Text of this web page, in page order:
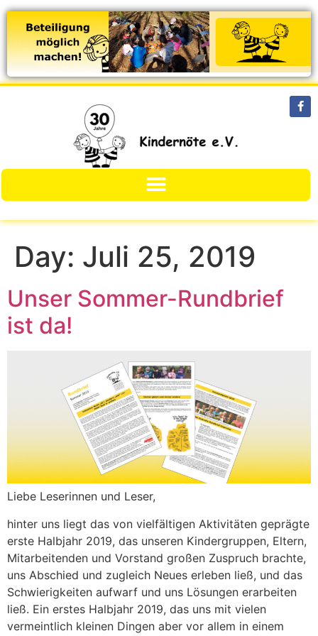
Day: Juli 25, 2019
Unser Sommer-Rundbrief
ist da!
Liebe Leserinnen und Leser,
hinter uns liegt das von vielfältigen Aktivitäten geprägte
erste Halbjahr 2019, das unseren Kindergruppen, Eltern,
Mitarbeitenden und Vorstand großen Zuspruch brachte,
uns Abschied und zugleich Neues erleben ließ, und das
Schwierigkeiten aufwarf und uns Lösungen erarbeiten
ließ. Ein erstes Halbjahr 2019, das uns mit vielen
vermeintlich kleinen Dingen aber vor allem in einem